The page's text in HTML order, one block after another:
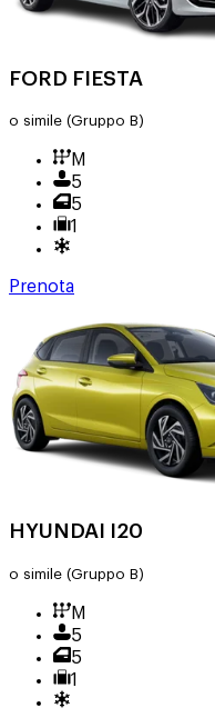
FORD FIESTA
o simile (Gruppo B)
M
5
5
1
Prenota
HYUNDAI I20
o simile (Gruppo B)
M
5
5
1